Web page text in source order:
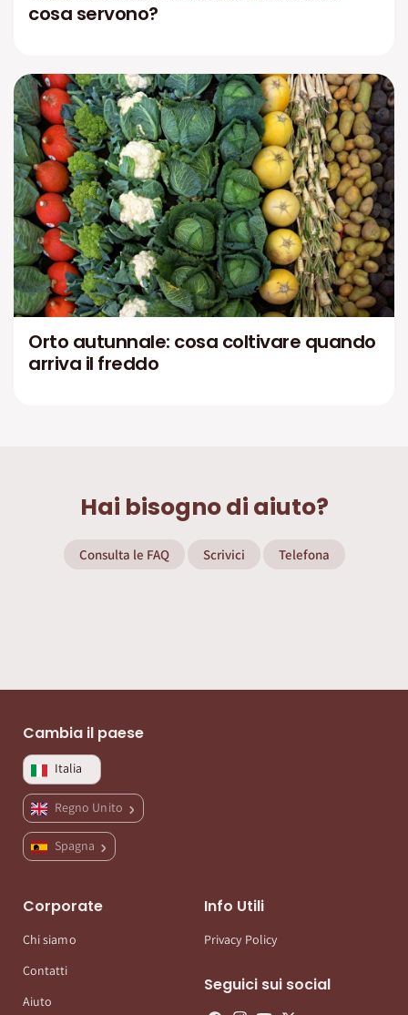
cosa servono?
Orto autunnale: cosa coltivare quando
arriva il freddo
Hai bisogno di aiuto?
Consulta le FAQ Scrivici Telefona
Cambia il paese
Italia
Regno Unito
Spagna
Corporate
Chi siamo
Contatti
Aiuto
Info Utili
Privacy Policy
Seguici sui social